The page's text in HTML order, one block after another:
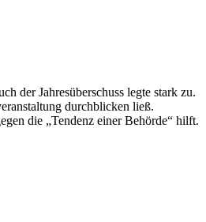
der Jahresüberschuss legte stark zu.
durchblicken ließ.
die „Tendenz einer Behörde“ hilft.